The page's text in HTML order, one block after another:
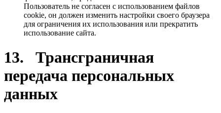
Пользователь не согласен с использованием файлов
cookie, он должен изменить настройки своего браузера
для ограничения их использования или прекратить
использование сайта.
13. Трансграничная
передача персональных
данных